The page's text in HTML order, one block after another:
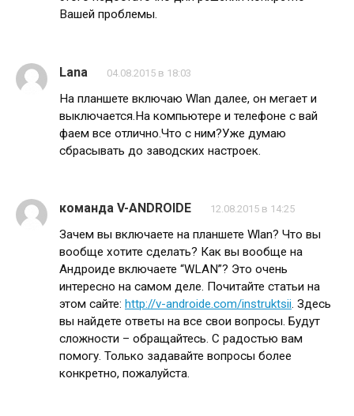
Вашей проблемы.
Lana 04.08.2015 в 18:03
На планшете включаю Wlan далее, он мегает и
выключается.На компьютере и телефоне с вай
фаем все отлично.Что с ним?Уже думаю
сбрасывать до заводских настроек.
команда V-ANDROIDE 12.08.2015 в 14:25
Зачем вы включаете на планшете Wlan? Что вы
вообще хотите сделать? Как вы вообще на
Андроиде включаете “WLAN”? Это очень
интересно на самом деле. Почитайте статьи на
этом сайте: http://v-androide.com/instruktsii. Здесь
вы найдете ответы на все свои вопросы. Будут
сложности – обращайтесь. С радостью вам
помогу. Только задавайте вопросы более
конкретно, пожалуйста.